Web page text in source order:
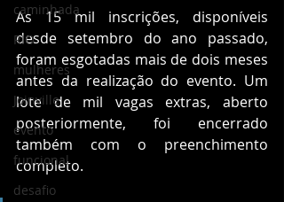
caminhada
RIO
mulheres
Joinville
evento
funcional
desafio
As 15 mil inscrições, disponíveis
desde setembro do ano passado,
foram esgotadas mais de dois meses
antes da realização do evento. Um
lote de mil vagas extras, aberto
posteriormente, foi encerrado
também com o preenchimento
completo.